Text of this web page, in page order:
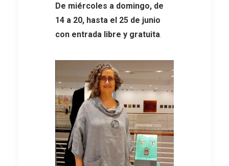
De miércoles a domingo, de
14 a 20, hasta el 25 de junio
con entrada libre y gratuita